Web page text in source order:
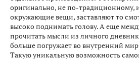
оригинально, не по-традиционному,
окружающие вещи, заставляют то
высоко поднимать голову. А еще
прочитать мысли из личного
больше погружает во внутренний
Такую уникальную возможность